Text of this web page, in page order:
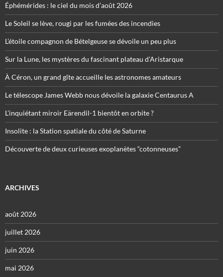
Éphémérides : le ciel du mois d’août 2026
Le Soleil se lève, rougi par les fumées des incendies
L’étoile compagnon de Bételgeuse se dévoile un peu plus
Sur la Lune, les mystères du fascinant plateau d’Aristarque
À Céron, un grand gîte accueille les astronomes amateurs
Le télescope James Webb nous dévoile la galaxie Centaurus A
L’inquiétant miroir Eärendil-1 bientôt en orbite ?
Insolite : la Station spatiale du côté de Saturne
Découverte de deux curieuses exoplanètes “cotonneuses”
ARCHIVES
août 2026
juillet 2026
juin 2026
mai 2026